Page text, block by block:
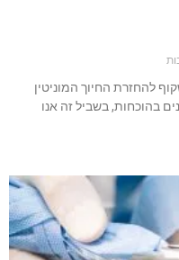
להחזרת החיוך המוניטין
בהוכחות, בשביל זה אנו